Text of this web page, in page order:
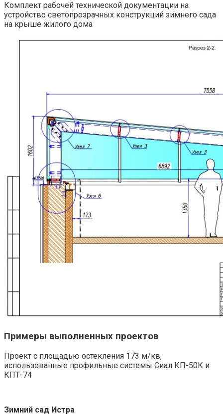
Комплект рабочей технической документации на
устройство светопрозрачных конструкций зимнего сада
на крыше жилого дома
Примеры выполненных проектов
Проект с площадью остекления 173 м/кв,
использованные профильные системы Сиал КП-50К и
КПТ-74
Зимний сад Истра